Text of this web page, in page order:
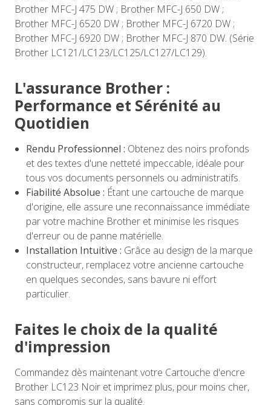
Brother MFC-J 475 DW ; Brother MFC-J 650 DW ;
Brother MFC-J 6520 DW ; Brother MFC-J 6720 DW ;
Brother MFC-J 6920 DW ; Brother MFC-J 870 DW. (Série
Brother LC121/LC123/LC125/LC127/LC129).
L'assurance Brother :
Performance et Sérénité au
Quotidien
Rendu Professionnel : Obtenez des noirs profonds
et des textes d'une netteté impeccable, idéale pour
tous vos documents personnels ou administratifs.
Fiabilité Absolue : Étant une cartouche de marque
d'origine, elle assure une reconnaissance immédiate
par votre machine Brother et minimise les risques
d'erreur ou de panne matérielle.
Installation Intuitive : Grâce au design de la marque
constructeur, remplacez votre ancienne cartouche
en quelques secondes, sans bavure ni effort
particulier.
Faites le choix de la qualité
d'impression
Commandez dès maintenant votre Cartouche d'encre
Brother LC123 Noir et imprimez plus, pour moins cher,
sans compromis sur la qualité.